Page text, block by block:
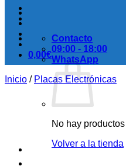
0,00€
No hay
Volver a la tienda
Contacto
09:00 - 18:00
WhatsApp
Inicio / Placas Electrónicas